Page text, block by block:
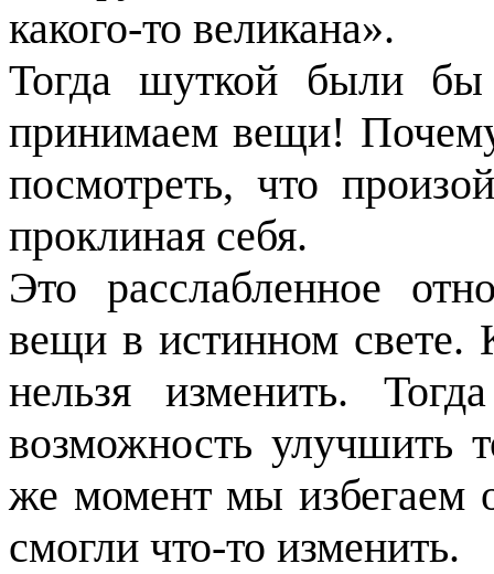
какого-то великана».
Тогда шуткой были
принимаем вещи!
посмотреть, что
проклиная себя.
Это расслабленное
вещи в истинном свете.
нельзя изменить.
возможность улучшить
же момент мы избегаем
смогли что-то изменить.